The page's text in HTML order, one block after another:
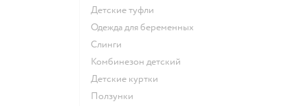
Детские туфли
Одежда для беременных
Слинги
Комбинезон детский
Детские куртки
Ползунки